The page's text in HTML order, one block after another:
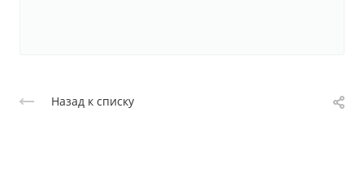
Назад к списку